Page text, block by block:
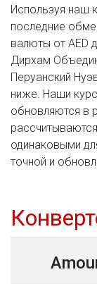
Используя наш
последние
валюты от AED
Дирхам
Перуанский
ниже. Наши
обновляются в
одинаковыми
точной и